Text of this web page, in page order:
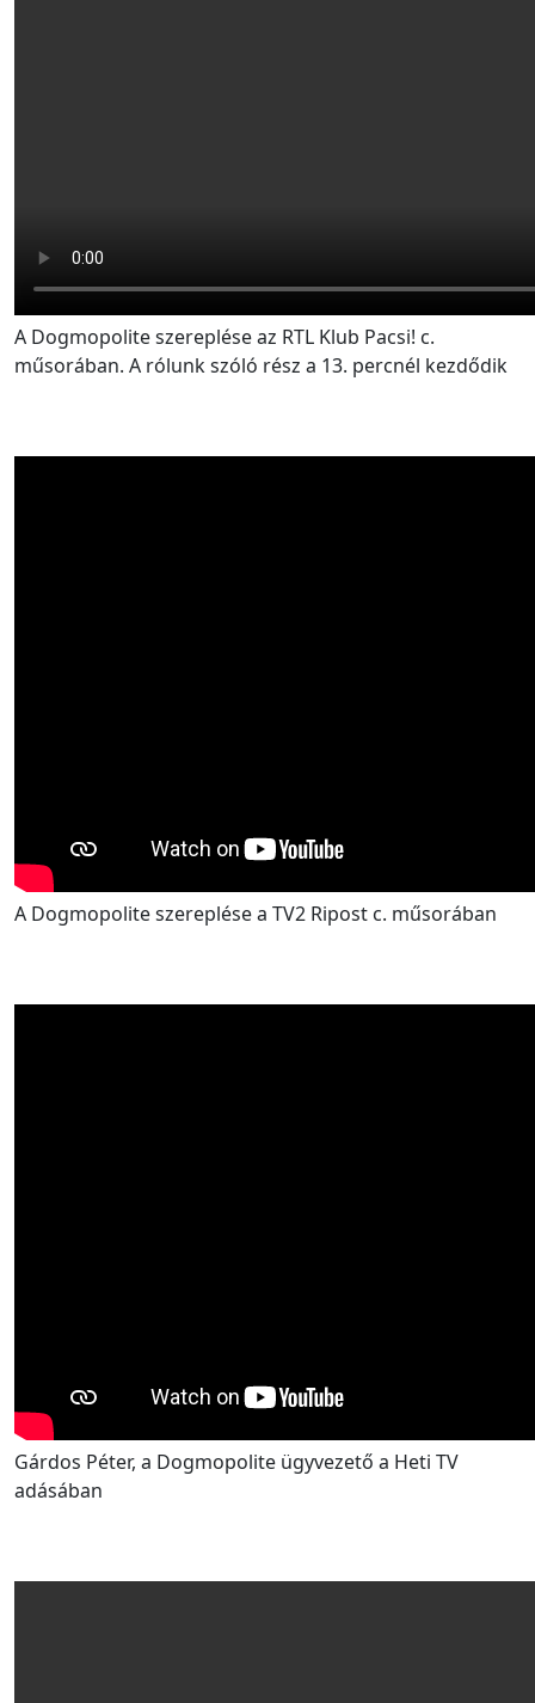
A Dogmopolite szereplése az RTL Klub Pacsi! c.
műsorában. A rólunk szóló rész a 13. percnél kezdődik
A Dogmopolite szereplése a TV2 Ripost c. műsorában
Gárdos Péter, a Dogmopolite ügyvezető a Heti TV
adásában